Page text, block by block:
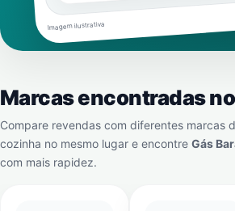
Imagem ilustrativa
Marcas encontradas
Compare revendas com diferentes marcas
cozinha no mesmo lugar e encontre Gás
com mais rapidez.